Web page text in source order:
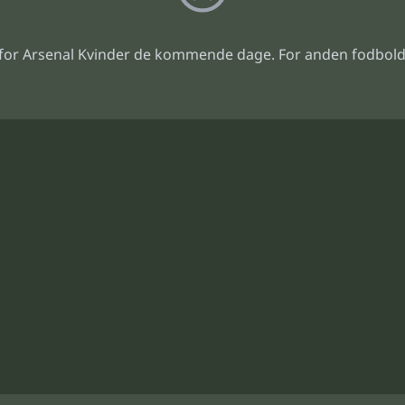
Arsenal Kvinder de kommende dage. For anden